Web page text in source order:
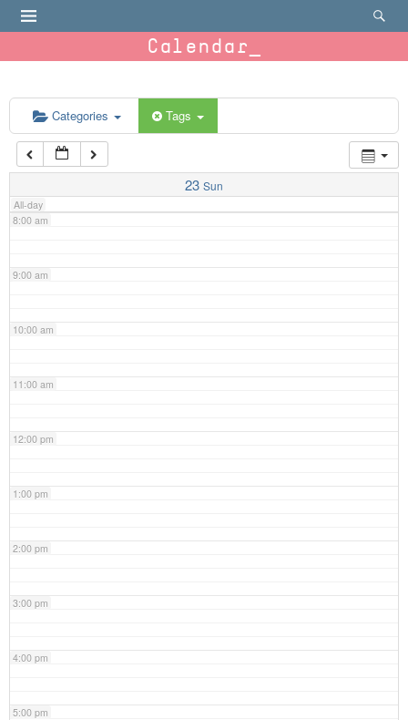
Calendar
Categories Tags
23 Sun
All-day
6:00 am
7:00 am
8:00 am
9:00 am
10:00 am
11:00 am
12:00 pm
1:00 pm
2:00 pm
3:00 pm
4:00 pm
5:00 pm